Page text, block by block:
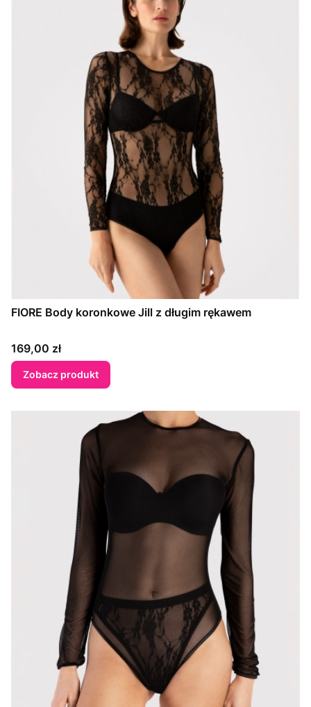
FIORE Body koronkowe Jill z długim rękawem
Cena
169,00 zł
Zobacz produkt